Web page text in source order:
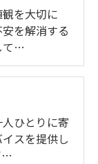
を大切に
を解消する
て…
ひとりに寄
スを提供し
…